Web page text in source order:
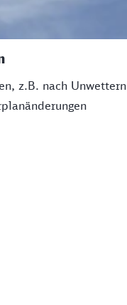
z.B. nach Unwettern